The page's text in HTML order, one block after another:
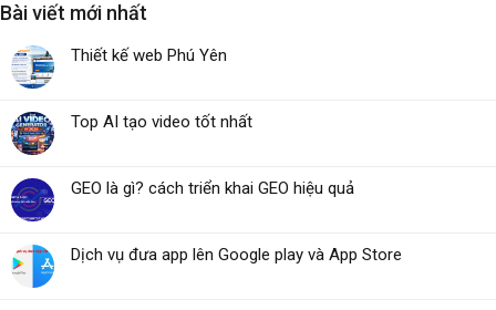
Bài viết mới nhất
Thiết kế web Phú Yên
Top AI tạo video tốt nhất
GEO là gì? cách triển khai GEO hiệu quả
Dịch vụ đưa app lên Google play và App Store